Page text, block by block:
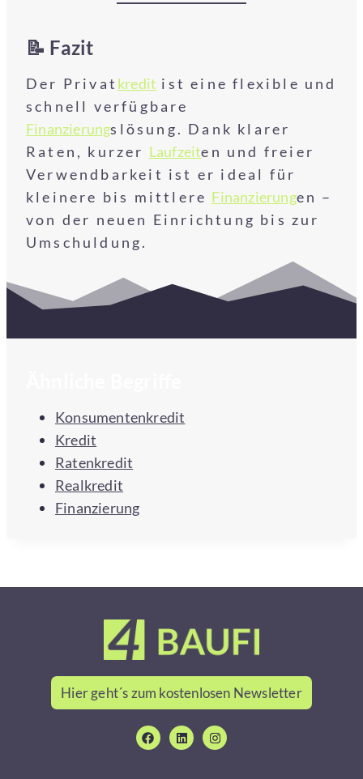
📝 Fazit
Der Privat kredit ist eine flexible und
schnell verfügbare
Finanzierungslösung. Dank klarer
Raten, kurzer Laufzeiten und freier
Verwendbarkeit ist er ideal für
kleinere bis mittlere Finanzierungen –
von der neuen Einrichtung bis zur
Umschuldung.
Konsumentenkredit
Kredit
Ratenkredit
Realkredit
Finanzierung
Hier geht´s zum kostenlosen Newsletter